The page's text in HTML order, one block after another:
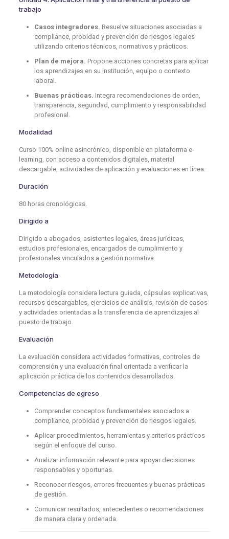
trabajo
Casos integradores. Resuelve situaciones asociadas a
compliance, probidad y prevención de riesgos legales
utilizando criterios técnicos, normativos y prácticos.
Plan de mejora. Propone acciones concretas para aplicar
los aprendizajes en su institución, equipo o contexto
laboral.
Buenas prácticas. Integra recomendaciones de orden,
transparencia, seguridad, cumplimiento y responsabilidad
profesional.
Modalidad
Curso 100% online asincrónico, disponible en plataforma e-
learning, con acceso a contenidos digitales, material
descargable, actividades de aplicación y evaluaciones en línea.
Duración
80 horas cronológicas.
Dirigido a
Dirigido a abogados, asistentes legales, áreas jurídicas,
estudios profesionales, encargados de cumplimiento y
profesionales vinculados a gestión normativa.
Metodología
La metodología considera lectura guiada, cápsulas explicativas,
recursos descargables, ejercicios de análisis, revisión de casos
y actividades orientadas a la transferencia de aprendizajes al
puesto de trabajo.
Evaluación
La evaluación considera actividades formativas, controles de
comprensión y una evaluación final orientada a verificar la
aplicación práctica de los contenidos desarrollados.
Competencias de egreso
Comprender conceptos fundamentales asociados a
compliance, probidad y prevención de riesgos legales.
Aplicar procedimientos, herramientas y criterios prácticos
según el enfoque del curso.
Analizar información relevante para apoyar decisiones
responsables y oportunas.
Reconocer riesgos, errores frecuentes y buenas prácticas
de gestión.
Comunicar resultados, antecedentes o recomendaciones
de manera clara y ordenada.